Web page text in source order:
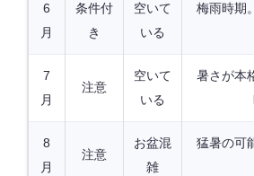
6
月
条件付
き
空いて
いる
梅雨時期
7
月
注意
空いて
いる
暑さが本
8
月
注意
お盆混
雑
猛暑の可